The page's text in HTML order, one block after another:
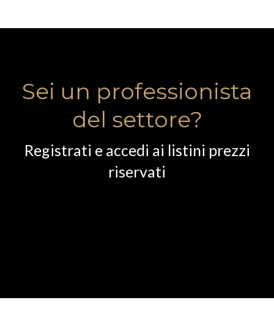
Sei un professionista
del settore?
Registrati e accedi ai listini prezzi
riservati